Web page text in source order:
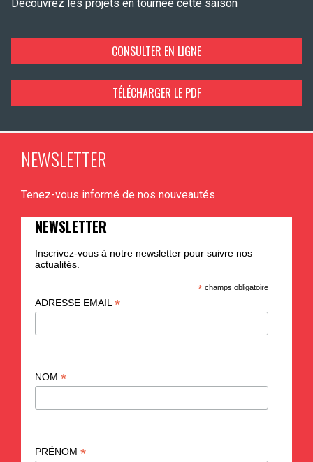
Découvrez les projets en tournée cette saison
CONSULTER EN LIGNE
TÉLÉCHARGER LE PDF
NEWSLETTER
Tenez-vous informé de nos nouveautés
NEWSLETTER
Inscrivez-vous à notre newsletter pour suivre nos
actualités.
* champs obligatoire
ADRESSE EMAIL *
NOM *
PRÉNOM *